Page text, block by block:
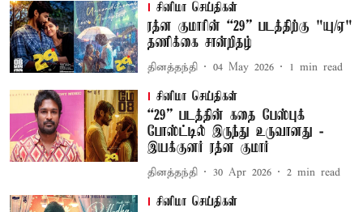
சினிமா செய்திகள்
ரத்ன குமாரின் “29” படத்திற்கு "யு/ஏ"
தணிக்கை சான்றிதழ்
தினத்தந்தி 04 May 2026 1 min read
சினிமா செய்திகள்
“29” படத்தின் கதை பேஸ்புக்
போஸ்ட்டில் இருந்து உருவானது -
இயக்குனர் ரத்ன குமார்
தினத்தந்தி 30 Apr 2026 2 min read
சினிமா செய்திகள்